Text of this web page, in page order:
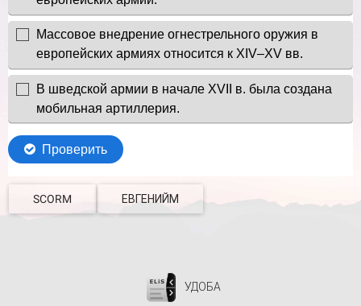
SCORM ЕВГЕНИЙМ
УДОБА